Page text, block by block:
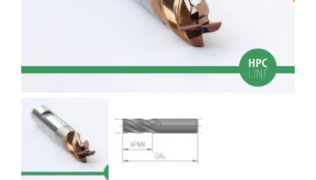
Kundenportal
Deutsch
Suche